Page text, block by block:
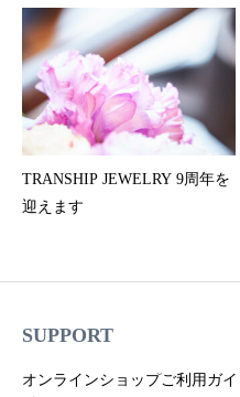
TRANSHIP JEWELRY 9周年を
迎えます
SUPPORT
オンラインショップご利用ガイ